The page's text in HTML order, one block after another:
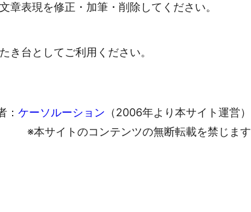
章表現を修正・加筆・削除してください。
き台としてご利用ください。
： ケーソルーション （2006年より本サイト運営）
※本サイトのコンテンツの無断転載を禁じます